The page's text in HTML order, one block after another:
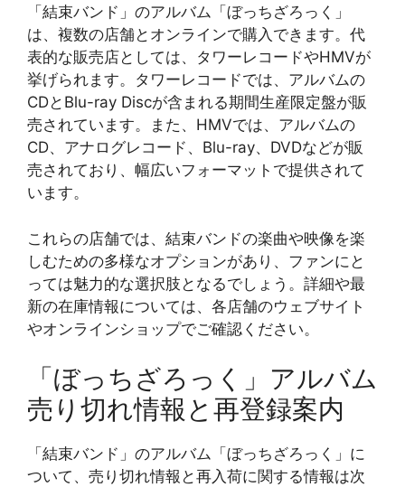
「結束バンド」のアルバム「ぼっちざろっく」
は、複数の店舗とオンラインで購入できます。代
表的な販売店としては、タワーレコードやHMVが
挙げられます。タワーレコードでは、アルバムの
CDとBlu-ray Discが含まれる期間生産限定盤が販
売されています。また、HMVでは、アルバムの
CD、アナログレコード、Blu-ray、DVDなどが販
売されており、幅広いフォーマットで提供されて
います。
これらの店舗では、結束バンドの楽曲や映像を楽
しむための多様なオプションがあり、ファンにと
っては魅力的な選択肢となるでしょう。詳細や最
新の在庫情報については、各店舗のウェブサイト
やオンラインショップでご確認ください。
「ぼっちざろっく」アルバム
売り切れ情報と再登録案内
「結束バンド」のアルバム「ぼっちざろっく」に
ついて、売り切れ情報と再入荷に関する情報は次